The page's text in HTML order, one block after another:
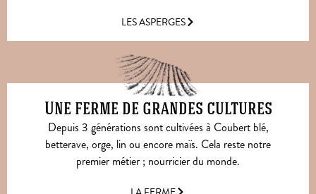
LES ASPERGES
Une ferme de grandes cultures
Depuis 3 générations sont cultivées à Coubert blé,
betterave, orge, lin ou encore maïs. Cela reste notre
premier métier ; nourricier du monde.